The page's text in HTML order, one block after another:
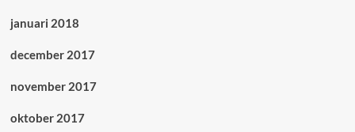
januari 2018
december 2017
november 2017
oktober 2017